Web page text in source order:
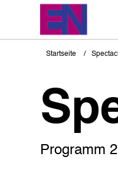
Startseite
Programm